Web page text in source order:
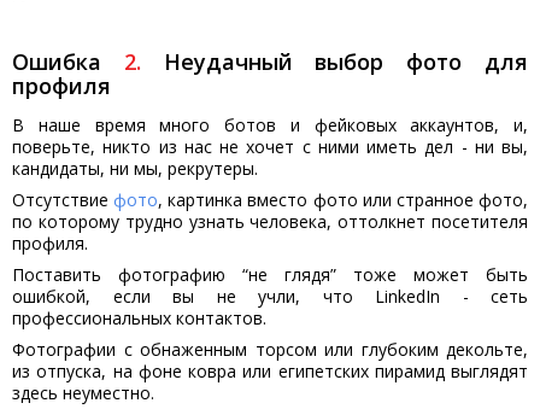
Ошибка 2. Неудачный выбор фото для
профиля
В наше время много ботов и фейковых аккаунтов, и,
поверьте, никто из нас не хочет с ними иметь дел - ни вы,
кандидаты, ни мы, рекрутеры.
Отсутствиефото, картинка вместо фото или странное фото,
по которому трудно узнать человека, оттолкнет посетителя
профиля.
Поставить фотографию “не глядя” тоже может быть
ошибкой, если вы не учли, что LinkedIn - сеть
профессиональных контактов.
Фотографии с обнаженным торсом или глубоким декольте,
из отпуска, на фоне ковра или египетских пирамид выглядят
здесь неуместно.